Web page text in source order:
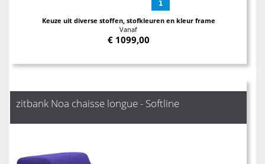
Keuze uit diverse stoffen, stofkleuren en kleur frame
Vanaf
€ 1099,00
zitbank Noa chaisse longue - Softline